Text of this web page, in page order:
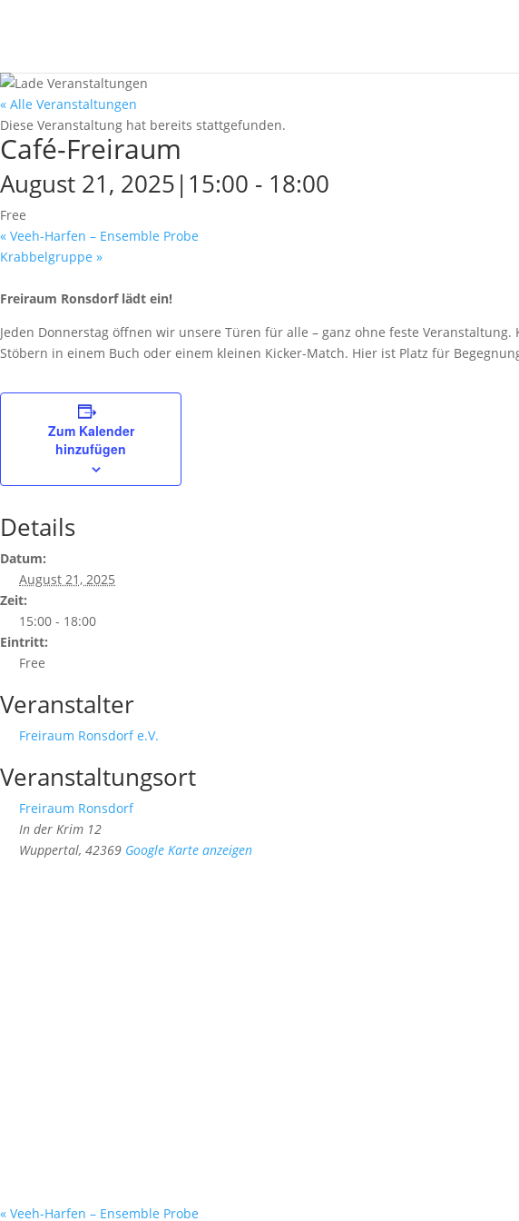
« Alle Veranstaltungen
Diese Veranstaltung hat bereits stattgefunden.
Café-Freiraum
August 21, 2025|15:00 - 18:00
Free
« Veeh-Harfen – Ensemble Probe
Krabbelgruppe »
Freiraum Ronsdorf lädt ein!
Jeden Donnerstag öffnen wir unsere Türen für alle – ganz ohne feste
Stöbern in einem Buch oder einem kleinen Kicker-Match. Hier ist Platz für
Zum Kalender
hinzufügen
Details
Datum:
August 21, 2025
Zeit:
15:00 - 18:00
Eintritt:
Free
Veranstalter
Freiraum Ronsdorf e.V.
Veranstaltungsort
Freiraum Ronsdorf
In der Krim 12
Wuppertal, 42369 Google Karte anzeigen
« Veeh-Harfen – Ensemble Probe